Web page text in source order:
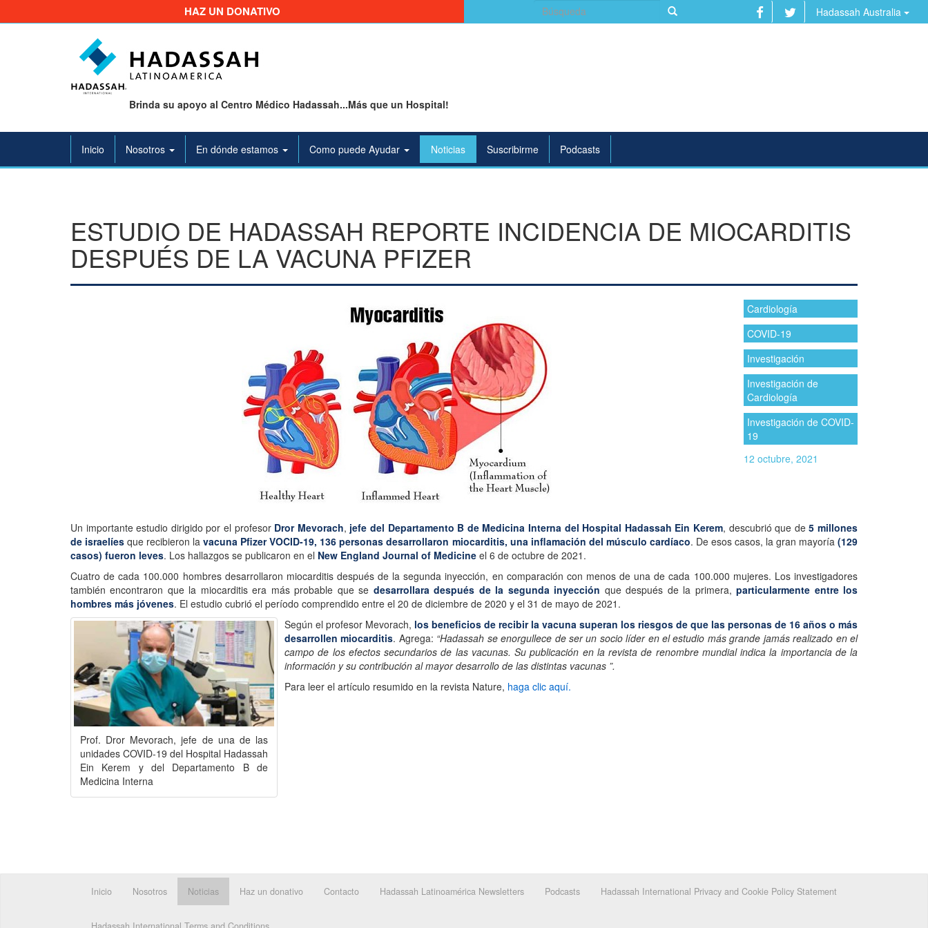
HAZ UN DONATIVO Buscar: Hadassah Australia
Brinda su apoyo al Centro Médico Hadassah...Más que un Hospital!
Inicio Nosotros En dónde estamos Como puede Ayudar Noticias Suscribirme Podcasts
ESTUDIO DE HADASSAH REPORTE INCIDENCIA DE MIOCARDITIS
DESPUÉS DE LA VACUNA PFIZER
Cardiología
COVID-19
Investigación
Investigación de
Cardiología
Investigación de COVID-
19
12 octubre, 2021
Un importante estudio dirigido por el profesor Dror Mevorach, jefe del Departamento B de Medicina Interna del Hospital Hadassah Ein Kerem, descubrió que de5 millones
de israelíes que recibieron lavacuna Pfizer VOCID-19, 136 personas desarrollaron miocarditis, una inflamación del músculo cardíaco. De esos casos, la gran mayoría(129
casos) fueron leves. Los hallazgos se publicaron en el New England Journal of Medicine el 6 de octubre de 2021.
Cuatro de cada 100.000 hombres desarrollaron miocarditis después de la segunda inyección, en comparación con menos de una de cada 100.000 mujeres. Los investigadores
también encontraron que la miocarditis era más probable que se desarrollara después de la segunda inyección que después de la primera,particularmente entre los
hombres más jóvenes. El estudio cubrió el período comprendido entre el 20 de diciembre de 2020 y el 31 de mayo de 2021.
Prof. Dror Mevorach, jefe de una de las
unidades COVID-19 del Hospital Hadassah
Ein Kerem y del Departamento B de
Medicina Interna
Según el profesor Mevorach, los beneficios de recibir la vacuna superan los riesgos de que las personas de 16 años o más
desarrollen miocarditis. Agrega: “Hadassah se enorgullece de ser un socio líder en el estudio más grande jamás realizado en el
campo de los efectos secundarios de las vacunas. Su publicación en la revista de renombre mundial indica la importancia de la
información y su contribución al mayor desarrollo de las distintas vacunas ”.
Para leer el artículo resumido en la revista Nature, haga clic aquí.
Inicio Nosotros Noticias Haz un donativo Contacto Hadassah Latinoamérica Newsletters Podcasts Hadassah International Privacy and Cookie Policy Statement